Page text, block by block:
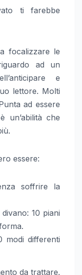
ti farebbe
focalizzare le
ad un
e
lettore. Molti
ad essere
un’abilità che
essere:
soffrire la
10 piani
modi differenti
da trattare.